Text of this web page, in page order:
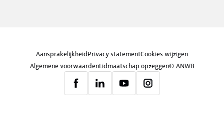
AansprakelijkheidPrivacy statementCookies wijzigen
Algemene voorwaardenLidmaatschap opzeggen© ANWB